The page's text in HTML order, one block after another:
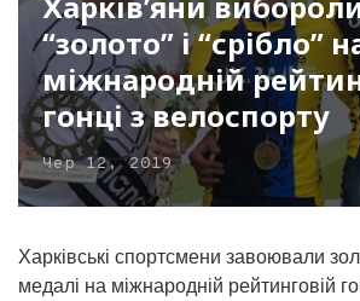
“золото” і “срібло”
міжнародній
гонці з велоспорту
Чер 12, 2019
Харківські спортсмени завоювали
медалі на міжнародній рейтинговій